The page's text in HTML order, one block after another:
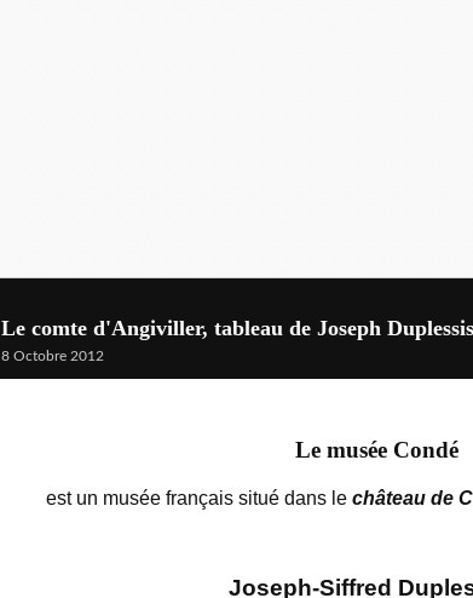
Le comte d'Angiviller, tableau de Joseph Duplessis
8 Octobre 2012
Le musée Condé
est un musée français situé dans le château de
Joseph-Siffred